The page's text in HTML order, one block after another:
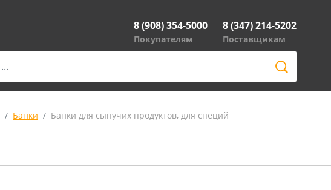
8 (908) 354-5000
Покупателям
8 (347) 214-5202
Поставщикам
Банки Банки для сыпучих продуктов, для специй